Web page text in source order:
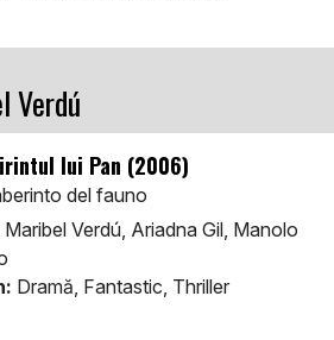
Verdú
lui Pan (2006)
del fauno
Maribel Verdú, Ariadna Gil, Manolo
Dramă, Fantastic, Thriller